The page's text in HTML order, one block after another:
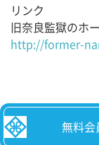
リンク
旧奈良監獄のホ
http://former-
無料